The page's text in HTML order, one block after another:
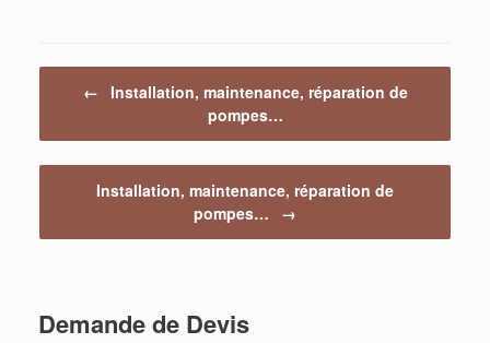
←
Installation, maintenance, réparation de
pompes…
Installation, maintenance, réparation de
pompes…
→
Demande de Devis